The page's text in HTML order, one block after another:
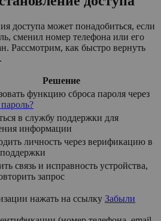
доступа может понадобиться, если
сменил номер телефона или его
Рассмотрим, как быстро вернуть
Решение
функцию сброса пароля через
в службу поддержки для
информации
личность через верификацию в
связь и исправность устройства,
запрос
нажать на ссылку Забыли